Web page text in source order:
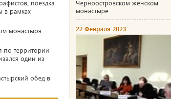
поездка
в рамках
монастыря
по территории
один из
обед в
Черноостровском женском
монастыре
22 Февраля 2023